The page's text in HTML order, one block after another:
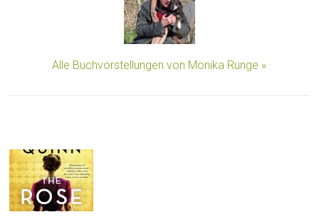
Alle Buchvorstellungen von Monika Runge »